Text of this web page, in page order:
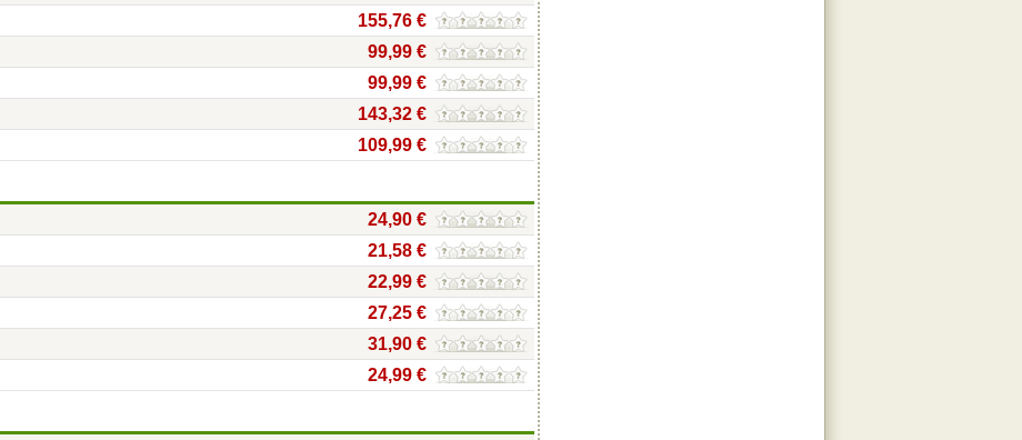
155,76 €
99,99 €
99,99 €
143,32 €
109,99 €
24,90 €
21,58 €
22,99 €
27,25 €
31,90 €
24,99 €